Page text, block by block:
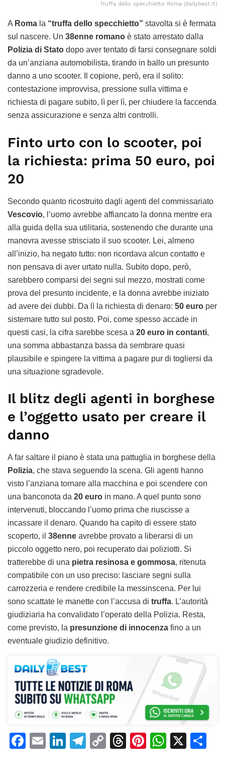
Truffa dello specchietto Roma (dailybest.it)
A Roma la “truffa dello specchietto” stavolta si è fermata
sul nascere. Un 38enne romano è stato arrestato dalla
Polizia di Stato dopo aver tentato di farsi consegnare soldi
da un’anziana automobilista, tirando in ballo un presunto
danno a uno scooter. Il copione, però, era il solito:
contestazione improvvisa, pressione sulla vittima e
richiesta di pagare subito, lì per lì, per chiudere la faccenda
senza assicurazione e senza altri controlli.
Finto urto con lo scooter, poi
la richiesta: prima 50 euro, poi
20
Secondo quanto ricostruito dagli agenti del commissariato
Vescovio, l’uomo avrebbe affiancato la donna mentre era
alla guida della sua utilitaria, sostenendo che durante una
manovra avesse strisciato il suo scooter. Lei, almeno
all’inizio, ha negato tutto: non ricordava alcun contatto e
non pensava di aver urtato nulla. Subito dopo, però,
sarebbero comparsi dei segni sul mezzo, mostrati come
prova del presunto incidente, e la donna avrebbe iniziato
ad avere dei dubbi. Da lì la richiesta di denaro: 50 euro per
sistemare tutto sul posto. Poi, come spesso accade in
questi casi, la cifra sarebbe scesa a 20 euro in contanti,
una somma abbastanza bassa da sembrare quasi
plausibile e spingere la vittima a pagare pur di togliersi da
una situazione sgradevole.
Il blitz degli agenti in borghese
e l’oggetto usato per creare il
danno
A far saltare il piano è stata una pattuglia in borghese della
Polizia, che stava seguendo la scena. Gli agenti hanno
visto l’anziana tornare alla macchina e poi scendere con
una banconota da 20 euro in mano. A quel punto sono
intervenuti, bloccando l’uomo prima che riuscisse a
incassare il denaro. Quando ha capito di essere stato
scoperto, il 38enne avrebbe provato a liberarsi di un
piccolo oggetto nero, poi recuperato dai poliziotti. Si
tratterebbe di una pietra resinosa e gommosa, ritenuta
compatibile con un uso preciso: lasciare segni sulla
carrozzeria e rendere credibile la messinscena. Per lui
sono scattate le manette con l’accusa di truffa. L’autorità
giudiziaria ha convalidato l’operato della Polizia. Resta,
come previsto, la presunzione di innocenza fino a un
eventuale giudizio definitivo.
F
E
Li T
C
T
Pi W X